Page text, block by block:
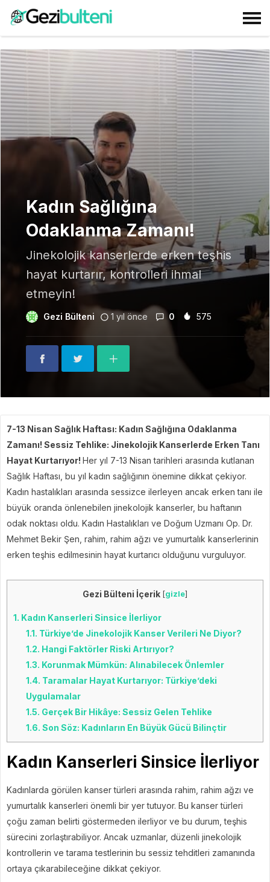
Kadın Sağlığına
Odaklanma Zamanı!
Jinekolojik kanserlerde erken teşhis
hayat kurtarır, kontrolleri ihmal
etmeyin!
Gezi Bülteni 1 yıl önce 0 575
7-13 Nisan Sağlık Haftası: Kadın Sağlığına Odaklanma
Zamanı! Sessiz Tehlike: Jinekolojik Kanserlerde Erken Tanı
Hayat Kurtarıyor! Her yıl 7-13 Nisan tarihleri arasında kutlanan
Sağlık Haftası, bu yıl kadın sağlığının önemine dikkat çekiyor.
Kadın hastalıkları arasında sessizce ilerleyen ancak erken tanı ile
büyük oranda önlenebilen jinekolojik kanserler, bu haftanın
odak noktası oldu. Kadın Hastalıkları ve Doğum Uzmanı Op. Dr.
Mehmet Bekir Şen, rahim, rahim ağzı ve yumurtalık kanserlerinin
erken teşhis edilmesinin hayat kurtarıcı olduğunu vurguluyor.
Gezi Bülteni İçerik [gizle]
1. Kadın Kanserleri Sinsice İlerliyor
1.1. Türkiye’de Jinekolojik Kanser Verileri Ne Diyor?
1.2. Hangi Faktörler Riski Artırıyor?
1.3. Korunmak Mümkün: Alınabilecek Önlemler
1.4. Taramalar Hayat Kurtarıyor: Türkiye’deki
Uygulamalar
1.5. Gerçek Bir Hikâye: Sessiz Gelen Tehlike
1.6. Son Söz: Kadınların En Büyük Gücü Bilinçtir
Kadın Kanserleri Sinsice İlerliyor
Kadınlarda görülen kanser türleri arasında rahim, rahim ağzı ve
yumurtalık kanserleri önemli bir yer tutuyor. Bu kanser türleri
çoğu zaman belirti göstermeden ilerliyor ve bu durum, teşhis
sürecini zorlaştırabiliyor. Ancak uzmanlar, düzenli jinekolojik
kontrollerin ve tarama testlerinin bu sessiz tehditleri zamanında
ortaya çıkarabileceğine dikkat çekiyor.